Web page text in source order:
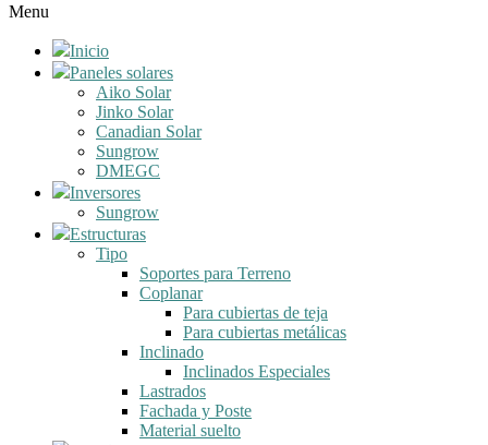
Toggle
menu
Menu
Inicio
Paneles solares
Aiko Solar
Jinko Solar
Canadian Solar
Sungrow
DMEGC
Inversores
Sungrow
Estructuras
Tipo
Soportes para Terreno
Coplanar
Para cubiertas de teja
Para cubiertas metálicas
Inclinado
Inclinados Especiales
Lastrados
Fachada y Poste
Material suelto